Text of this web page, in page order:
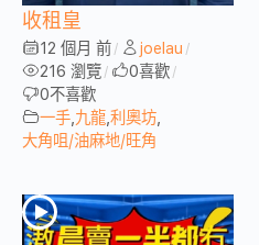
收租皇
12 個月 前 / joelau /
216 瀏覽 / 0喜歡 /
0不喜歡
一手 九龍 利奧坊
大角咀/油麻地/旺角